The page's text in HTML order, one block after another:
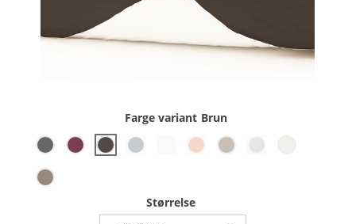
Farge variant Brun
Størrelse